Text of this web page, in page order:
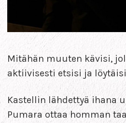
Mitähän muuten kävisi,
aktiivisesti etsisi ja
Kastellin lähdettyä ihana
Pumara ottaa homman